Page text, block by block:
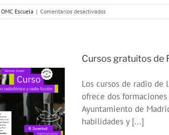
OMC Escuela | Comentarios desactivadosen
Cursos
#OtoñoJoven2024
Cursos gratuitos de
Los cursos de radio de
ofrece dos
Ayuntamiento de
habilidades y [...]